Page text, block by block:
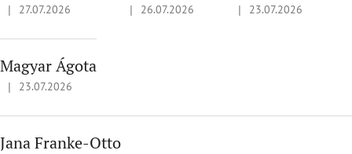
Hodnotenie obchodu je 5 z 5 hviezdičiek.
| 27.07.2026 Hodnotenie obchodu je 5 z 5 hviezdičiek.
| 26.07.2026 Hodnotenie obchodu
| 23.07.2026
Magyar Ágota
Hodnotenie obchodu je 5 z 5 hviezdičiek.
| 23.07.2026
Jana Franke-Otto